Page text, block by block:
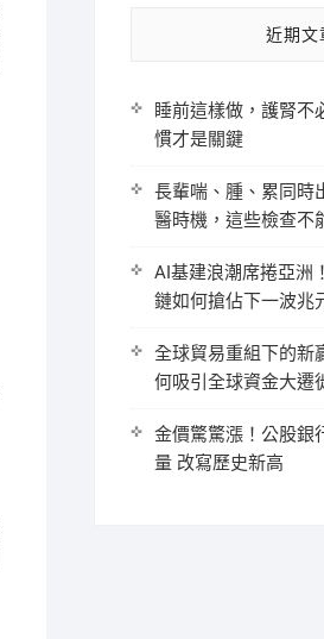
近期文
睡前這樣做，護腎不
慣才是關鍵
長輩喘、腫、累同時
醫時機，這些檢查不
AI基建浪潮席捲亞洲
鏈如何搶佔下一波兆
全球貿易重組下的新
何吸引全球資金大遷
金價驚驚漲！公股銀
量 改寫歷史新高